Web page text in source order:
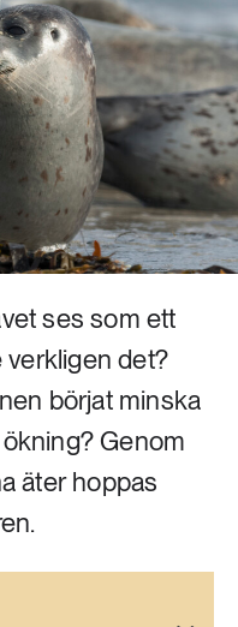
ses som ett
verkligen det?
börjat minska
Genom
äter hoppas